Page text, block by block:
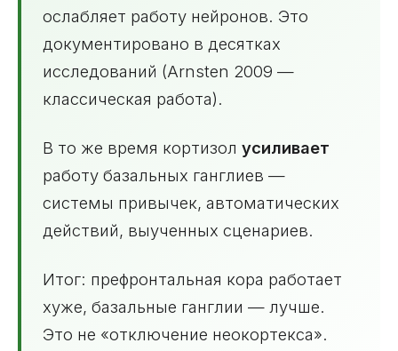
ослабляет работу нейронов. Это
документировано в десятках
исследований (Arnsten 2009 —
классическая работа).
В то же время кортизол усиливает
работу базальных ганглиев —
системы привычек, автоматических
действий, выученных сценариев.
Итог: префронтальная кора работает
хуже, базальные ганглии — лучше.
Это не «отключение неокортекса».